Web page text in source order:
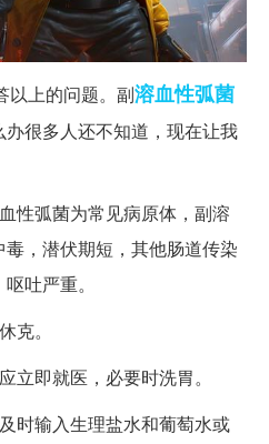
以上的问题。副溶血性弧菌
很多人还不知道，现在让我
性弧菌为常见病原体，副溶
，潜伏期短，其他肠道传染
吐严重。
克。
立即就医，必要时洗胃。
时输入生理盐水和葡萄水或